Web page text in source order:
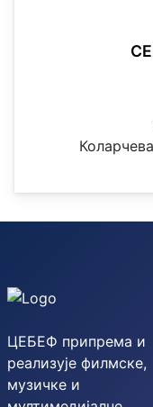
ЦЕБЕФ припрема и
реализује филмске,
музичке и